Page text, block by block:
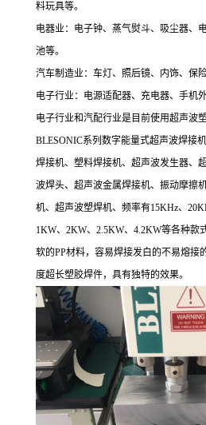
料玩具等。
电器业：电子钟、蒸气熨斗、吸尘器、
池等。
汽车制造业：车灯、照后镜、内饰、保
电子行业：电源适配器、充电器、手机
电子行业和汽配行业是目前使用超声波
BLESONIC系列数字能量式超声波焊接
焊接机、塑料焊接机、超声波发生器、
波焊头、超声波金属焊接机、振动摩擦
机、超声波塑焊机、频率有15KHz、
1KW、2KW、2.5KW、4.2KW等各种款
软的PP材料，容易焊接发白的不易熔接
度超长塑胶焊件，具有独特的效果。